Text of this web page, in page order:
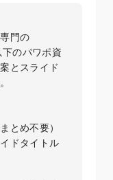
門の
のパワポ資
とスライド
とめ不要）
ドタイトル